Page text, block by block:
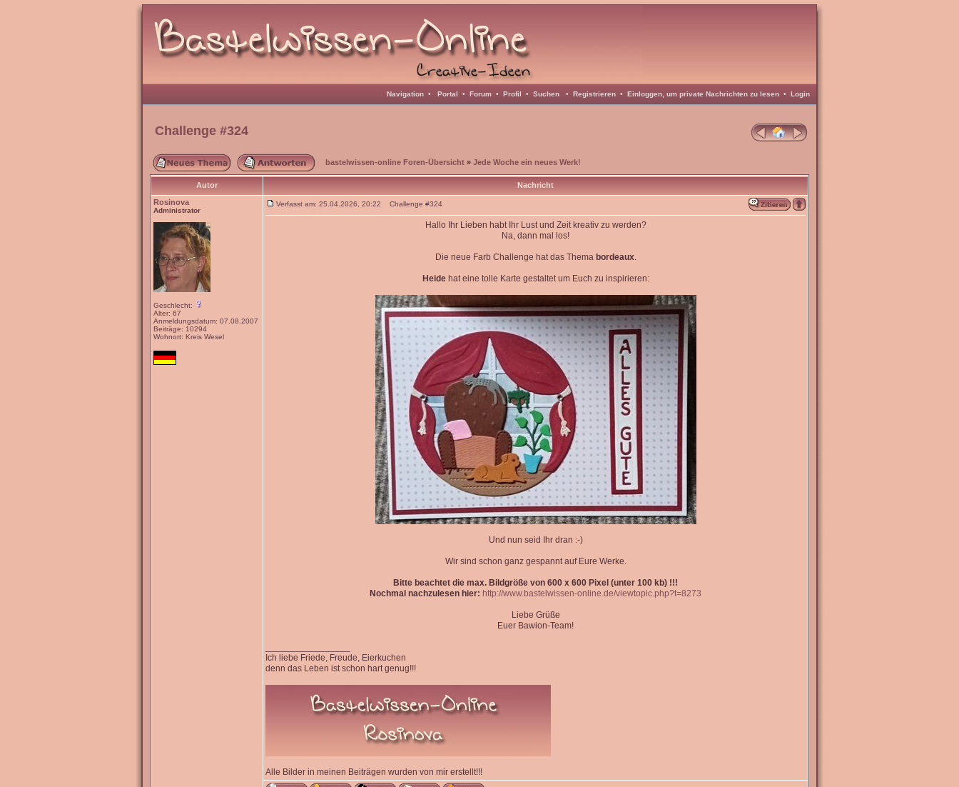
Navigation • Portal • Forum • Profil • Suchen • Registrieren • Einloggen, um private Nachrichten zu lesen • Login
Challenge #324
bastelwissen-online Foren-Übersicht » Jede Woche ein neues Werk!
Autor
Nachricht
Rosinova
Administrator
Geschlecht:
Alter: 67
Anmeldungsdatum: 07.08.2007
Beiträge: 10294
Wohnort: Kreis Wesel
Verfasst am: 25.04.2026, 20:22 Challenge #324
Hallo Ihr Lieben habt Ihr Lust und Zeit kreativ zu werden?
Na, dann mal los!
Die neue Farb Challenge hat das Thema bordeaux.
Heidehat eine tolle Karte gestaltet um Euch zu inspirieren:
Und nun seid Ihr dran :-)
Wir sind schon ganz gespannt auf Eure Werke.
Bitte beachtet die max. Bildgröße von 600 x 600 Pixel (unter 100 kb) !!!
Nochmal nachzulesen hier: http://www.bastelwissen-online.de/viewtopic.php?t=8273
Liebe Grüße
Euer Bawion-Team!
Ich liebe Friede, Freude, Eierkuchen
denn das Leben ist schon hart genug!!!
Alle Bilder in meinen Beiträgen wurden von mir erstellt!!!